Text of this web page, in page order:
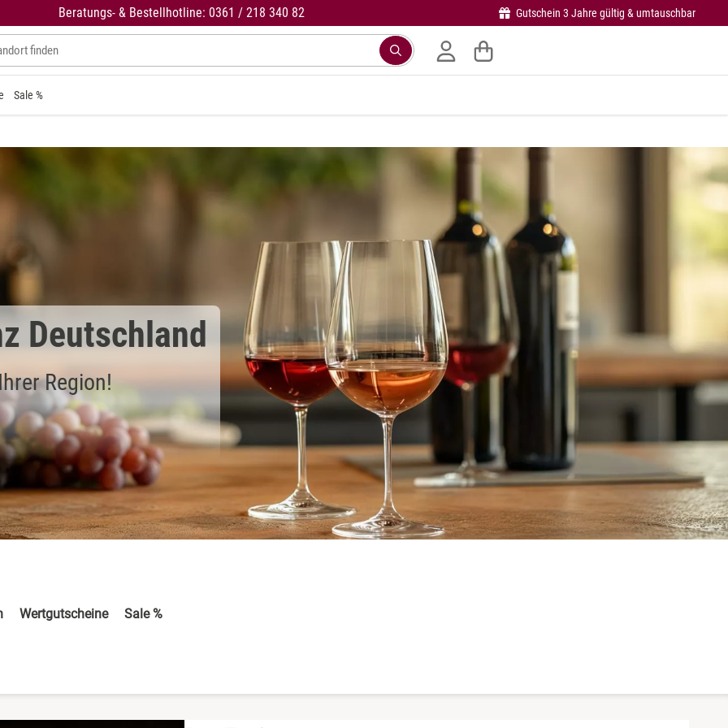
Beratungs- & Bestellhotline: 0361 / 218 340 82 Gutschein 3 Jahre gültig & umtauschbar
Sale %
Deutschland
Region!
Wertgutscheine Sale %